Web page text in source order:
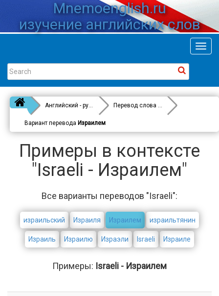
Mnemoenglish.ru
изучение английских слов
Английский - русский Перевод слова
Israeli
Вариант перевода Израилем
Примеры в контексте
"Israeli - Израилем"
Все варианты переводов "Israeli":
израильский Израиля Израилем израильтянин
Израиль Израилю Израэли Israeli Израиле
Примеры: Israeli - Израилем